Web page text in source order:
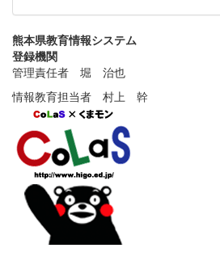
熊本県教育情報システム
登録機関
管理責任者 堀 治也
情報教育担当者 村上 幹